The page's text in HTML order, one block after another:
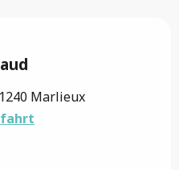
Marlieux